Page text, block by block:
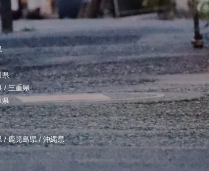
県
/ 三重県
県
/鹿児島県/沖縄県